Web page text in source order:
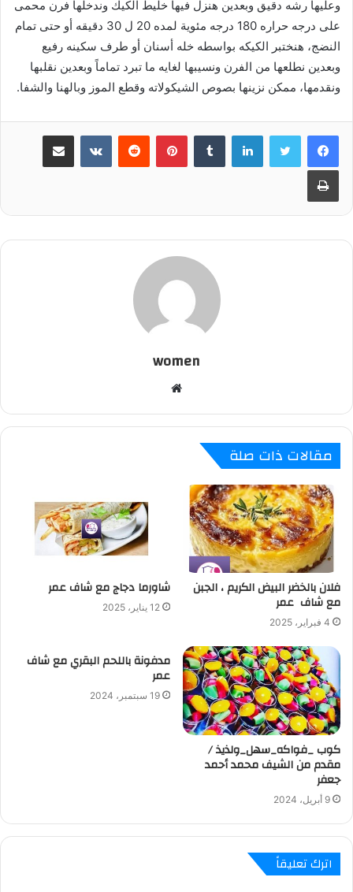
وعليها رشه دقيق وبعدين هنزل فيها خليط الكيك وندخلها فرن محمى
على درجه حراره 180 درجه مئوية لمده 20 ل 30 دقيقه أو حتى تمام
النضج، هنختبر الكيكه بواسطه خله أسنان أو طرف سكينه رفيع
وبعدين نطلعها من الفرن ونسيبها لغايه ما تبرد تماماً وبعدين نقلبها
ونقدمها، ممكن نزينها بصوص الشيكولاته وقطع الموز وبالهنا والشفا.
لينكدإن بينتيريست
women
ق
مقالات ذات صلة
فلان بالخضر البيض الكريم ، الجبن
مع شاف عمر
4 فبراير، 2025
شاورما دجاج مع شاف عمر
12 يناير، 2025
كوب _فواكه_سهل_ولذيذ /
مقدم من الشيف محمد أحمد
جعفر
9 أبريل، 2024
مدفونة باللحم البقري مع شاف
عمر
19 سبتمبر، 2024
اترك تعليقاً